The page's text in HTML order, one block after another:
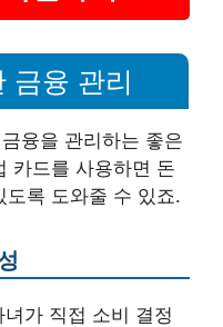
금융 관리
융을 관리하는 좋은
카드를 사용하면 돈
도록 도와줄 수 있죠.
녀가 직접 소비 결정